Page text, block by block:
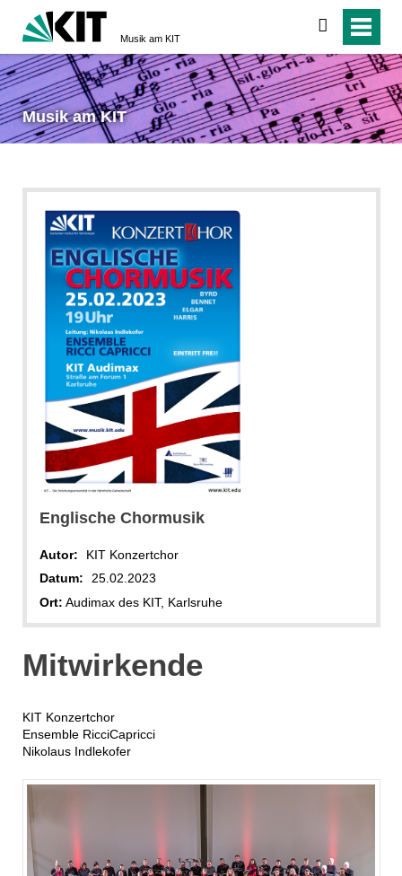
Musik am KIT
suchen
Musik am KIT
Englische Chormusik
Autor:
KIT Konzertchor
Datum:
25.02.2023
Ort: Audimax des KIT, Karlsruhe
Mitwirkende
KIT Konzertchor
Ensemble RicciCapricci
Nikolaus Indlekofer